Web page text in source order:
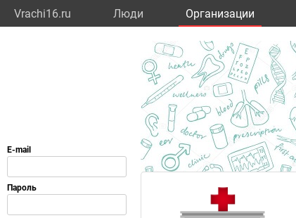
Vrachi16.ru Люди Организации